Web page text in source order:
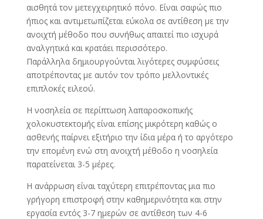
αισθητά τον μετεγχειρητικό πόνο. Είναι σαφώς πιο
ήπιος και αντιμετωπίζεται εύκολα σε αντίθεση με την
ανοιχτή μέθοδο που συνήθως απαιτεί πιο ισχυρά
αναλγητικά και κρατάει περισσότερο.
Παράλληλα δημιουργούνται λιγότερες συμφύσεις
αποτρέποντας με αυτόν τον τρόπο μελλοντικές
επιπλοκές ειλεού.
Η νοσηλεία σε περίπτωση λαπαροσκοπικής
χολοκυστεκτομής είναι επίσης μικρότερη καθώς ο
ασθενής παίρνει εξιτήριο την ίδια μέρα ή το αργότερο
την επομένη ενώ στη ανοιχτή μέθοδο η νοσηλεία
παρατείνεται 3-5 μέρες.
Η ανάρρωση είναι ταχύτερη επιτρέποντας μια πιο
γρήγορη επιστροφή στην καθημερινότητα και στην
εργασία εντός 3-7 ημερών σε αντίθεση των 4-6